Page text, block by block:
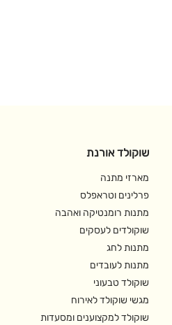
שוקולד אורנת
מארזי מתנה
פרלינים וטראפלס
מתנות רומנטיקה ואהבה
שוקולדים לעסקים
מתנות לחג
מתנות לעובדים
שוקולד טבעוני
מגשי שוקולד לאירוח
שוקולד למקצוענים ומסעדות